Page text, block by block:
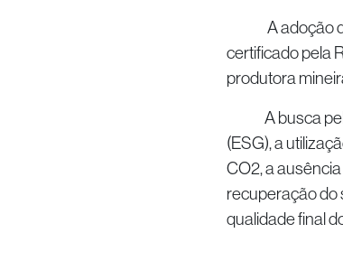
A adoção da
certificado pela
produtora
A busca
(ESG), a
CO2, a
recuperação do
qualidade final